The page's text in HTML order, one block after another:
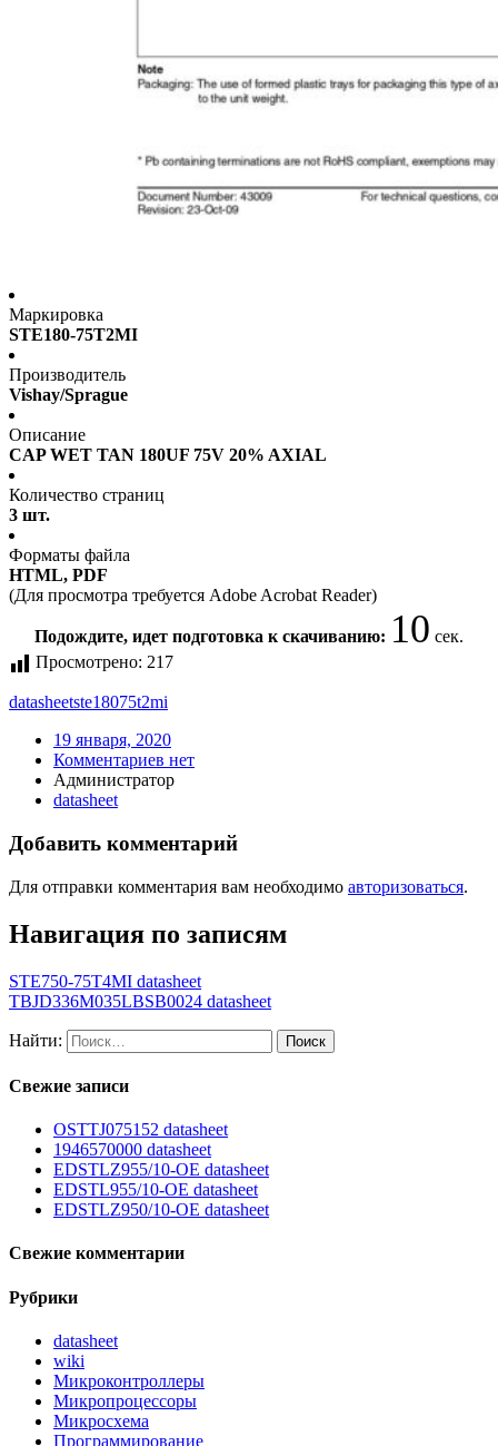
Маркировка
STE180-75T2MI
Производитель
Vishay/Sprague
Описание
CAP WET TAN 180UF 75V 20% AXIAL
Количество страниц
3 шт.
Форматы файла
HTML, PDF
(Для просмотра требуется Adobe Acrobat Reader)
Подождите, идет подготовка к скачиванию: 10 сек.
Просмотрено: 217
datasheetste18075t2mi
19 января, 2020
Комментариев нет
Администратор
datasheet
Добавить комментарий
Для отправки комментария вам необходимо авторизоваться.
Навигация по записям
STE750-75T4MI datasheet
TBJD336M035LBSB0024 datasheet
Найти:
Свежие записи
OSTTJ075152 datasheet
1946570000 datasheet
EDSTLZ955/10-OE datasheet
EDSTL955/10-OE datasheet
EDSTLZ950/10-OE datasheet
Свежие комментарии
Рубрики
datasheet
wiki
Микроконтроллеры
Микропроцессоры
Микросхема
Программирование